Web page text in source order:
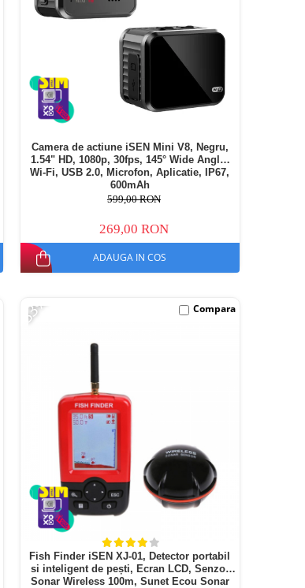
Camera de actiune iSEN Mini V8, Negru,
1.54" HD, 1080p, 30fps, 145° Wide Angle,
Wi-Fi, USB 2.0, Microfon, Aplicatie, IP67,
600mAh
599,00 RON
269,00 RON
ADAUGA IN COS
-33%
Fish Finder iSEN XJ-01, Detector portabil
si inteligent de pești, Ecran LCD, Senzor
Sonar Wireless 100m, Sunet Ecou Sonar
Compara